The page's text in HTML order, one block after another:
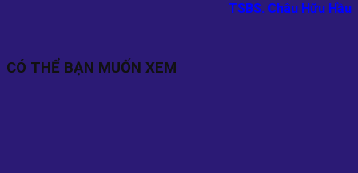
TSBS. Châu Hữu Hầu
CÓ THỂ BẠN MUỐN XEM